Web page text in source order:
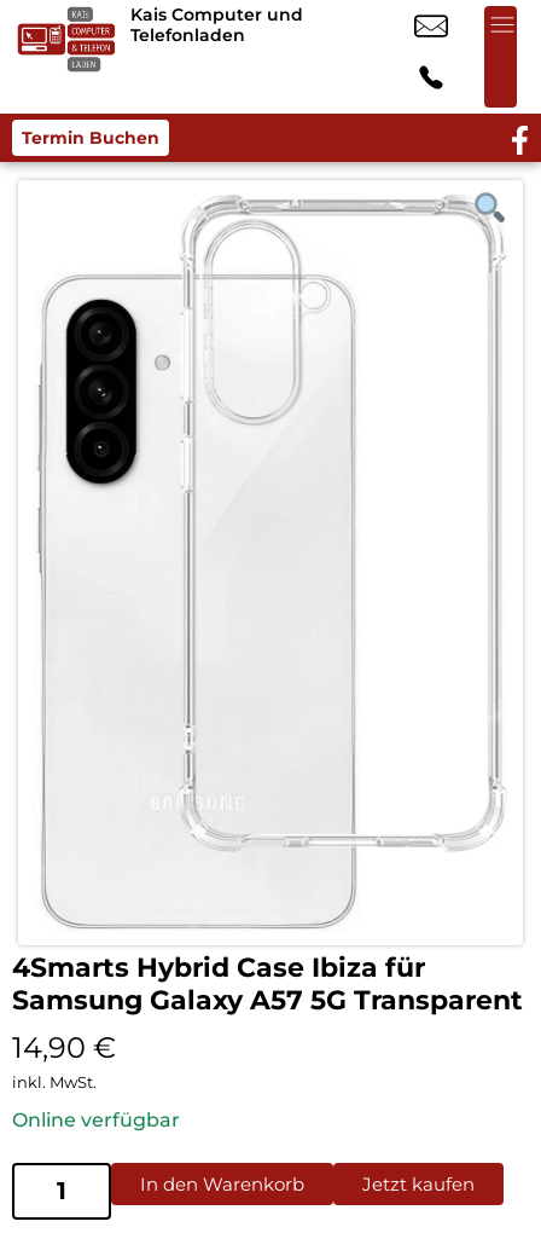
Kais Computer und
Telefonladen
Termin Buchen
4Smarts Hybrid Case Ibiza für
Samsung Galaxy A57 5G Transparent
14,90 €
inkl. MwSt.
Online verfügbar
In den Warenkorb Jetzt kaufen